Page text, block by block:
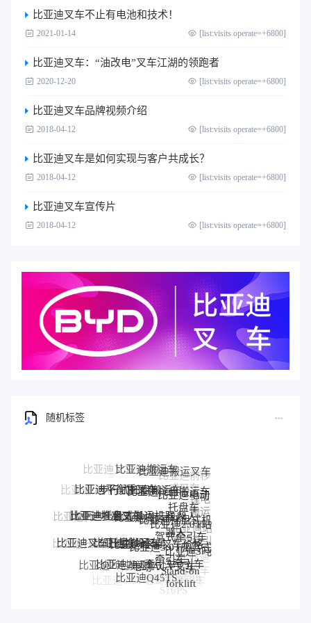
比亚迪叉车不止有电池和技术！
2021-01-14 [list:visits operate=+6800]
比亚迪叉车：“油改电”叉车江湖的领跑者
2020-12-20 [list:visits operate=+6800]
比亚迪叉车品牌视频介绍
2018-04-12 [list:visits operate=+6800]
比亚迪叉车是如何实现与客户共成长？
2018-04-12 [list:visits operate=+6800]
比亚迪叉车宣传片
2018-04-12 [list:visits operate=+6800]
随机标签
比亚迪搬运车
比亚迪搬运叉车
比亚迪平衡重叉车
步行式托盘搬运车
比亚迪托盘搬运车
比亚迪电动
托盘车锂电
搬运
车
比亚迪托盘堆垛车
比亚迪堆高叉车
比亚迪托盘式搬运机器人
比亚迪搬运机器人
比亚迪托盘式机
器人
比亚迪2.0T站
驾式牵引车
比亚迪站
驾式牵引
车
比亚迪托盘前移叉车
比亚迪叉车托盘搬运车
比亚迪堆垛叉车
比亚迪堆垛叉车价格
比亚迪3.0T座驾式
牵引车
比亚迪3吨
牵引车
比亚迪
堆垛车
半包围式托盘搬运车
比亚迪2吨搬运车
比亚迪25T牵引车
电动AGV叉车
Stand-on
forklift
BYD forklift
S16PS
比亚迪4.5T站驾式牵引车
比亚迪Q45TS